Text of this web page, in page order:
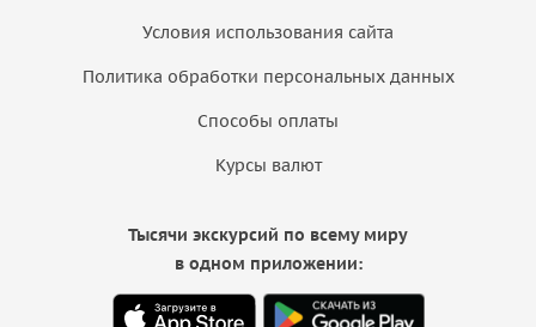
Условия использования сайта
Политика обработки персональных данных
Способы оплаты
Курсы валют
Тысячи экскурсий по всему миру
в одном приложении: